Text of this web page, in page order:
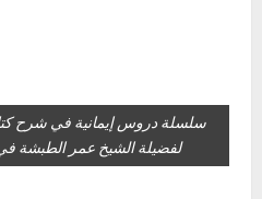
سلسلة دروس إيمانية في شرح
لفضيلة الشيخ عمر الطبشة